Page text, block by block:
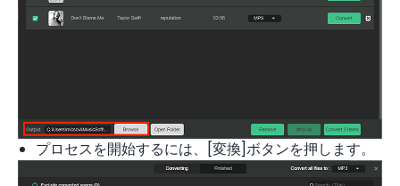
プロセスを開始するには、[変換]ボタンを押します。